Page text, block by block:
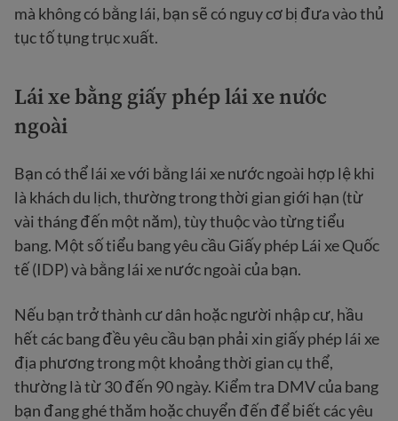
mà không có bằng lái, bạn sẽ có nguy cơ bị đưa vào thủ
tục tố tụng trục xuất.
Lái xe bằng giấy phép lái xe nước
ngoài
Bạn có thể lái xe với bằng lái xe nước ngoài hợp lệ khi
là khách du lịch, thường trong thời gian giới hạn (từ
vài tháng đến một năm), tùy thuộc vào từng tiểu
bang. Một số tiểu bang yêu cầu Giấy phép Lái xe Quốc
tế (IDP) và bằng lái xe nước ngoài của bạn.
Nếu bạn trở thành cư dân hoặc người nhập cư, hầu
hết các bang đều yêu cầu bạn phải xin giấy phép lái xe
địa phương trong một khoảng thời gian cụ thể,
thường là từ 30 đến 90 ngày. Kiểm tra DMV của bang
bạn đang ghé thăm hoặc chuyển đến để biết các yêu